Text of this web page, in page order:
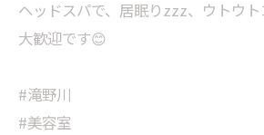
ヘッドスパで、居眠りzzz、ウトウ
大歓迎です😊
#滝野川
#美容室